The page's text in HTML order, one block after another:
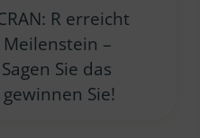
R erreicht
–
Sie das
Sie!